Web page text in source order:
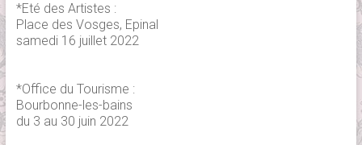
*Eté des Artistes :
Place des Vosges, Epinal
samedi 16 juillet 2022
*Office du Tourisme :
Bourbonne-les-bains
du 3 au 30 juin 2022